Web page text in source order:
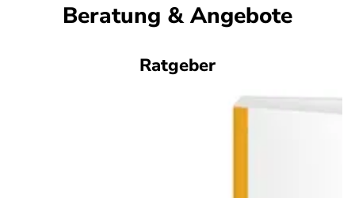
Beratung & Angebote
Ratgeber